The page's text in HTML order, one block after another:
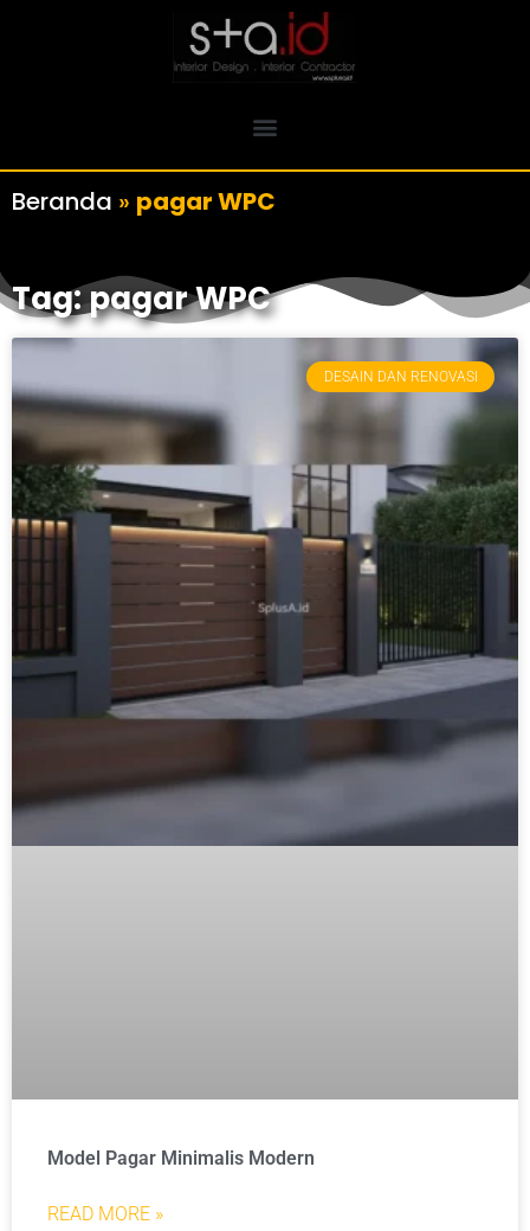
Beranda » pagar WPC
Tag: pagar WPC
DESAIN DAN RENOVASI
Model Pagar Minimalis Modern
READ MORE »